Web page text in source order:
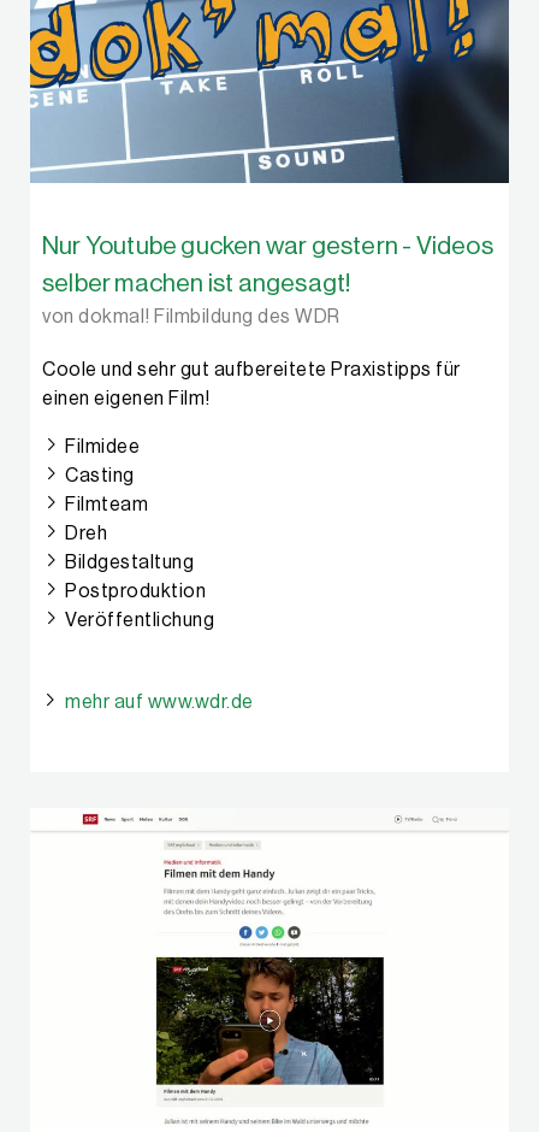
Nur Youtube gucken war gestern - Videos
selber machen ist angesagt!
von dokmal! Filmbildung des WDR
Coole und sehr gut aufbereitete Praxistipps für
einen eigenen Film!
Filmidee
Casting
Filmteam
Dreh
Bildgestaltung
Postproduktion
Veröffentlichung
mehr auf www.wdr.de